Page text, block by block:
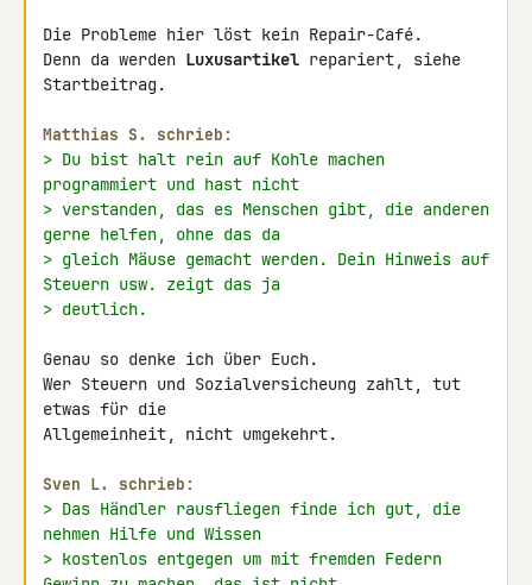
Die Probleme hier löst kein Repair-Café.
Denn da werden Luxusartikel repariert, siehe
Startbeitrag.
Matthias S. schrieb:
> Du bist halt rein auf Kohle machen
programmiert und hast nicht
> verstanden, das es Menschen gibt, die anderen
gerne helfen, ohne das da
> gleich Mäuse gemacht werden. Dein Hinweis auf
Steuern usw. zeigt das ja
> deutlich.
Genau so denke ich über Euch.
Wer Steuern und Sozialversicheung zahlt, tut
etwas für die
Allgemeinheit, nicht umgekehrt.
Sven L. schrieb:
> Das Händler rausfliegen finde ich gut, die
nehmen Hilfe und Wissen
> kostenlos entgegen um mit fremden Federn